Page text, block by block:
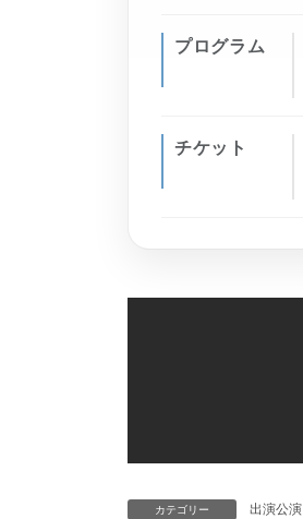
プログラム
チケット
カテゴリー 出演公演